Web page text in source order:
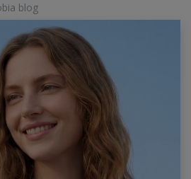
blog